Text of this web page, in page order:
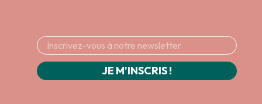
JE M'INSCRIS !